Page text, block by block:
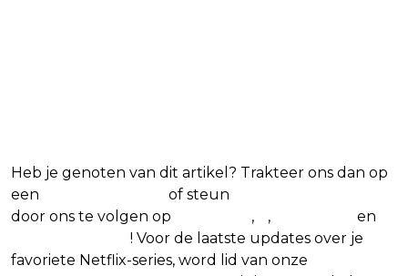
Heb je genoten van dit artikel? Trakteer ons dan op
een
of steun
door ons te volgen op
, ,
en
! Voor de laatste updates over je
favoriete Netflix-series, word lid van onze